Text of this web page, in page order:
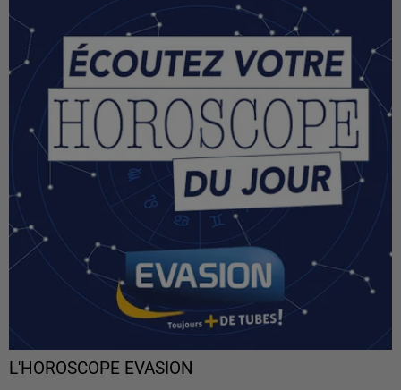
L'HOROSCOPE EVASION